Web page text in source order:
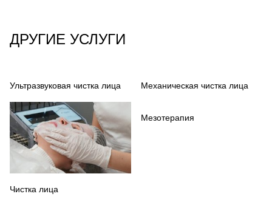
ДРУГИЕ УСЛУГИ
Ультразвуковая чистка лица Механическая чистка лица
Чистка лица
Мезотерапия